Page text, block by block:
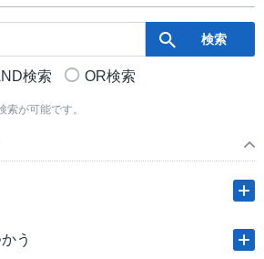
検索 OR検索
が可能です。
う